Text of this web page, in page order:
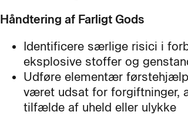
Håndtering af Farligt Gods
Identificere særlige risici i
eksplosive stoffer og
Udføre elementær
været udsat for forgiftninger,
tilfælde af uheld eller ulykke